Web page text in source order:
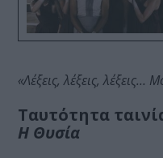
«Λέξεις, λέξεις,
Ταυτότητα
Η Θυσία